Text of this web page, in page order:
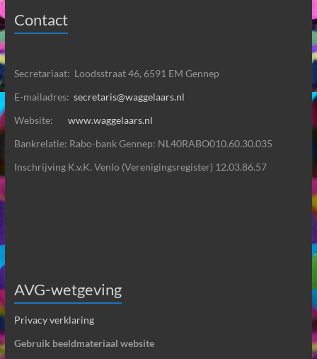
Contact
Secretariaat: Loodsstraat 46, 6591 EM Gennep
E-mailadres: secretaris@waggelaars.nl
Website: www.waggelaars.nl
Bankrelatie: Rabo-bank Gennep: NL40RABO010.60.30.035
Inschrijving K.v.K. Venlo (Verenigingsregister) 12.03.86.57
AVG-wetgeving
Privacy verklaring
Gebruik beeldmateriaal website